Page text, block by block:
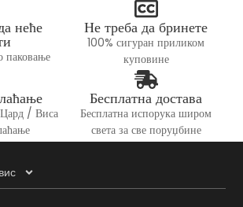
или одважне јавне авантуре.
и незаборавни - реп
за свако расположење
и алуса у своју колекцију са нашим
лисице Аналнате. Ове симпатичне још
комбинују функционалност са фантазијом,
своју разиграну страну, Док вибрирајућа
висине. Било да сте женка која
неће
паковање
Не треба да бринете
100% сигуран приликом
куповине
/ Виса
Бесплатна достава
Бесплатна испорука широм
света за све поруџбине